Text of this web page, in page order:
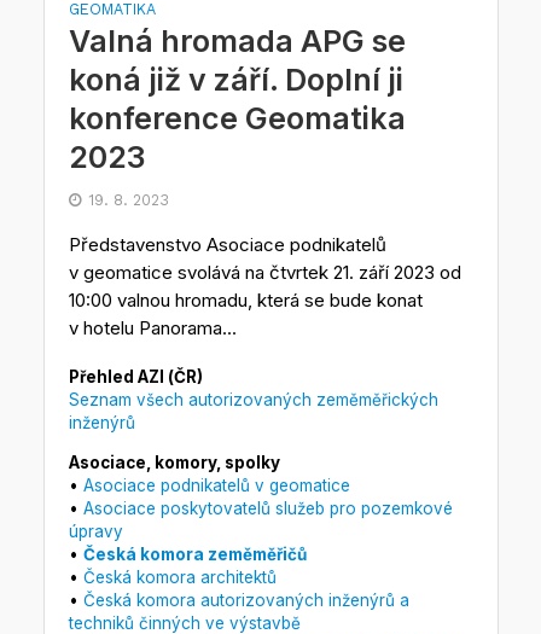
GEOMATIKA
Valná hromada APG se
koná již v září. Doplní ji
konference Geomatika
2023
19. 8. 2023
Představenstvo Asociace podnikatelů
v geomatice svolává na čtvrtek 21. září 2023 od
10:00 valnou hromadu, která se bude konat
v hotelu Panorama...
Přehled AZI (ČR)
Seznam všech autorizovaných zeměměřických
inženýrů
Asociace, komory, spolky
• Asociace podnikatelů v geomatice
• Asociace poskytovatelů služeb pro pozemkové
úpravy
• Česká komora zeměměřičů
• Česká komora architektů
• Česká komora autorizovaných inženýrů a
techniků činných ve výstavbě